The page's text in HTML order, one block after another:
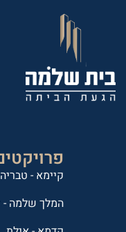
קיימא - טבריה
המלך שלמה -